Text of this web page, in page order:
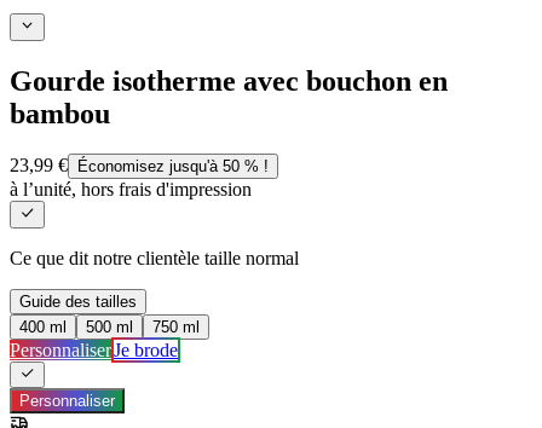
Gourde isotherme avec bouchon en
bambou
23,99 € Économisez jusqu'à 50 % !
à l’unité, hors frais d'impression
Ce que dit notre clientèle taille normal
Guide des tailles
400 ml
500 ml 750 ml
PersonnaliserJe brode
Personnaliser